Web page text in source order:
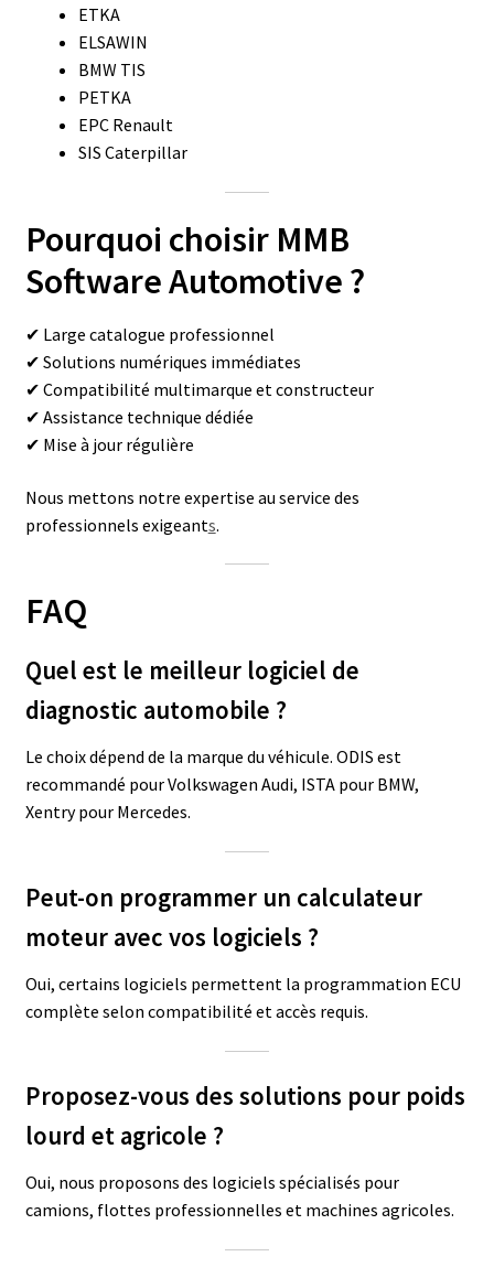
ETKA
ELSAWIN
BMW TIS
PETKA
EPC Renault
SIS Caterpillar
Pourquoi choisir MMB
Software Automotive ?
✔ Large catalogue professionnel
✔ Solutions numériques immédiates
✔ Compatibilité multimarque et constructeur
✔ Assistance technique dédiée
✔ Mise à jour régulière
Nous mettons notre expertise au service des
professionnels exigeants.
FAQ
Quel est le meilleur logiciel de
diagnostic automobile ?
Le choix dépend de la marque du véhicule. ODIS est
recommandé pour Volkswagen Audi, ISTA pour BMW,
Xentry pour Mercedes.
Peut-on programmer un calculateur
moteur avec vos logiciels ?
Oui, certains logiciels permettent la programmation ECU
complète selon compatibilité et accès requis.
Proposez-vous des solutions pour poids
lourd et agricole ?
Oui, nous proposons des logiciels spécialisés pour
camions, flottes professionnelles et machines agricoles.